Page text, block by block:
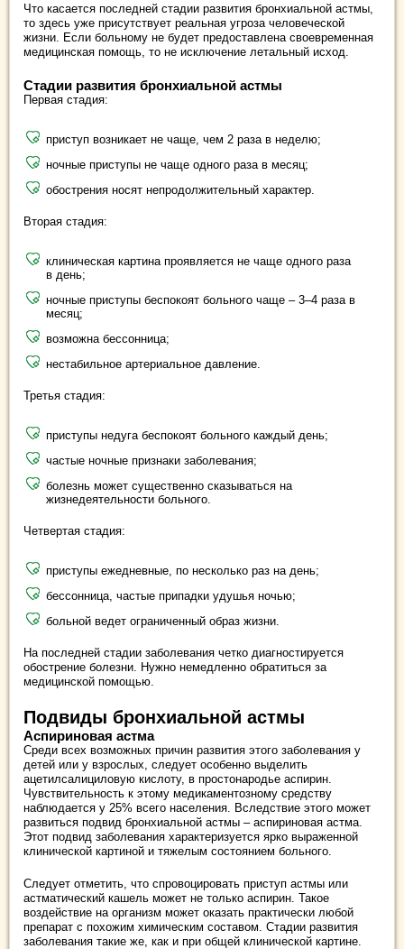
Что касается последней стадии развития бронхиальной астмы,
то здесь уже присутствует реальная угроза человеческой
жизни. Если больному не будет предоставлена своевременная
медицинская помощь, то не исключение летальный исход.
Стадии развития бронхиальной астмы
Первая стадия:
приступ возникает не чаще, чем 2 раза в неделю;
ночные приступы не чаще одного раза в месяц;
обострения носят непродолжительный характер.
Вторая стадия:
клиническая картина проявляется не чаще одного раза
в день;
ночные приступы беспокоят больного чаще – 3–4 раза в
месяц;
возможна бессонница;
нестабильное артериальное давление.
Третья стадия:
приступы недуга беспокоят больного каждый день;
частые ночные признаки заболевания;
болезнь может существенно сказываться на
жизнедеятельности больного.
Четвертая стадия:
приступы ежедневные, по несколько раз на день;
бессонница, частые припадки удушья ночью;
больной ведет ограниченный образ жизни.
На последней стадии заболевания четко диагностируется
обострение болезни. Нужно немедленно обратиться за
медицинской помощью.
Подвиды бронхиальной астмы
Аспириновая астма
Среди всех возможных причин развития этого заболевания у
детей или у взрослых, следует особенно выделить
ацетилсалициловую кислоту, в простонародье аспирин.
Чувствительность к этому медикаментозному средству
наблюдается у 25% всего населения. Вследствие этого может
развиться подвид бронхиальной астмы – аспириновая астма.
Этот подвид заболевания характеризуется ярко выраженной
клинической картиной и тяжелым состоянием больного.
Следует отметить, что спровоцировать приступ астмы или
астматический кашель может не только аспирин. Такое
воздействие на организм может оказать практически любой
препарат с похожим химическим составом. Стадии развития
заболевания такие же, как и при общей клинической картине.